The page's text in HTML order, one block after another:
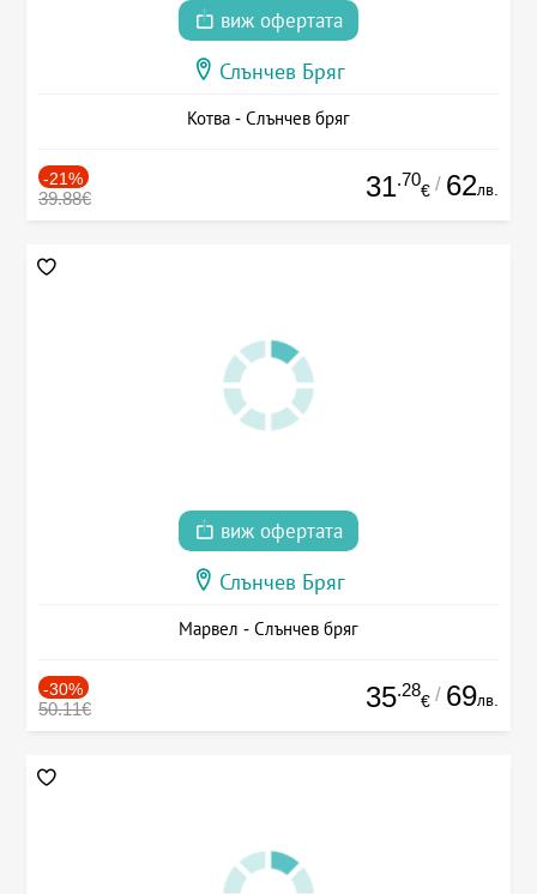
виж офертата
Слънчев Бряг
Котва - Слънчев бряг
-21%
39.88€ 31.70
€ / 62лв.
виж офертата
Слънчев Бряг
Марвел - Слънчев бряг
-30%
50.11€ 35.28
€ / 69лв.